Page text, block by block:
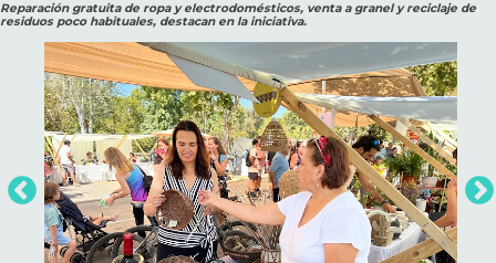
Reparación gratuita de ropa y electrodomésticos, venta a granel y reciclaje de
residuos poco habituales, destacan en la iniciativa.